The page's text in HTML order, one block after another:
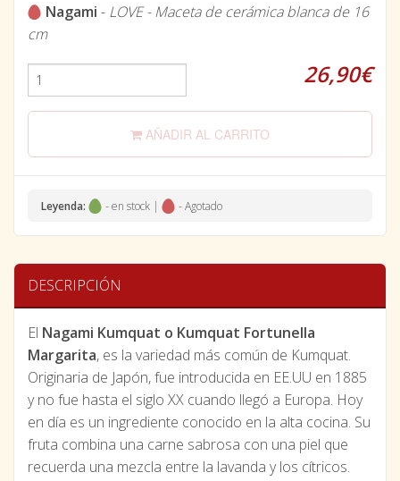
Nagami - LOVE - Maceta de cerámica blanca de 16
cm
26,90€
AÑADIR AL CARRITO
Leyenda: - en stock | - Agotado
DESCRIPCIÓN
El Nagami Kumquat o Kumquat Fortunella
Margarita, es la variedad más común de Kumquat.
Originaria de Japón, fue introducida en EE.UU en 1885
y no fue hasta el siglo XX cuando llegó a Europa. Hoy
en día es un ingrediente conocido en la alta cocina. Su
fruta combina una carne sabrosa con una piel que
recuerda una mezcla entre la lavanda y los cítricos.